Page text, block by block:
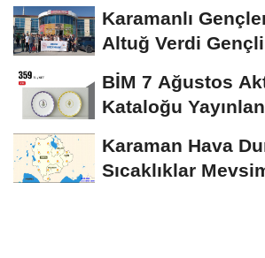
Karamanlı
Altuğ Verdi
Uğurlandı
BİM 7 Ağustos
Kataloğu
Karaman Hava
Sıcaklıklar